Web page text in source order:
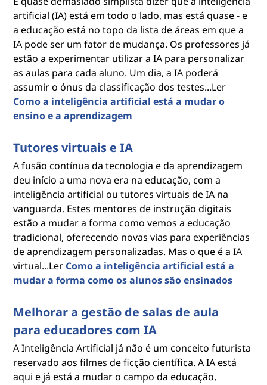
artificial (IA) está em todo o lado, mas está quase - e
a educação está no topo da lista de áreas em que a
IA pode ser um fator de mudança. Os professores já
estão a experimentar utilizar a IA para personalizar
as aulas para cada aluno. Um dia, a IA poderá
assumir o ónus da classificação dos testes...Ler
Como a inteligência artificial está a mudar o
ensino e a aprendizagem
Tutores virtuais e IA
A fusão contínua da tecnologia e da aprendizagem
deu início a uma nova era na educação, com a
inteligência artificial ou tutores virtuais de IA na
vanguarda. Estes mentores de instrução digitais
estão a mudar a forma como vemos a educação
tradicional, oferecendo novas vias para experiências
de aprendizagem personalizadas. Mas o que é a IA
virtual...Ler Como a inteligência artificial está a
mudar a forma como os alunos são ensinados
Melhorar a gestão de salas de aula
para educadores com IA
A Inteligência Artificial já não é um conceito futurista
reservado aos filmes de ficção científica. A IA está
aqui e já está a mudar o campo da educação,